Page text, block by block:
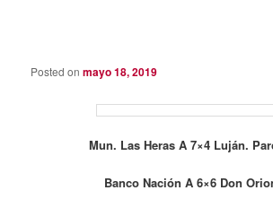
Posted onmayo 18, 2019
Mun. Las Heras A 7×4 Luján.
Banco Nación A 6×6 Don